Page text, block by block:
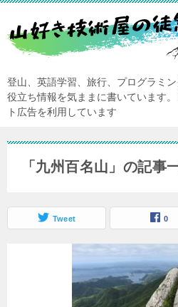
登山、英語学習、旅行、プログラミ
役立ち情報を気ままに書いています。
ト広告を利用しています
「九州百名山」の記事
Tweet 0